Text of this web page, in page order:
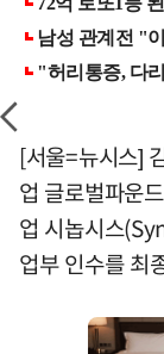
[서울=뉴시스]
업 글로벌파운
업 시놉시스
업부 인수를 최